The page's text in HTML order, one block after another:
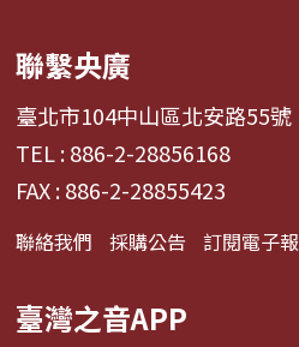
聯繫央廣
臺北市104中山區北安路55號
TEL : 886-2-28856168
FAX : 886-2-28855423
聯絡我們 採購公告 訂閱電子報
臺灣之音APP